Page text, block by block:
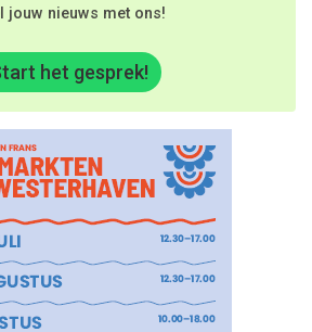
jouw nieuws met ons!
het gesprek!